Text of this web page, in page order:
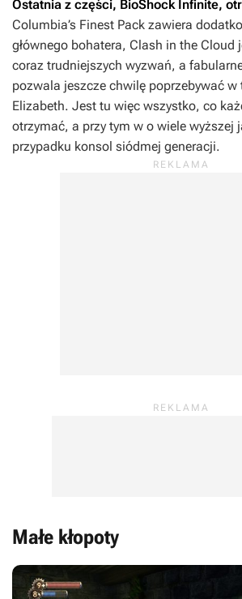
Ostatnia z części, BioShock Infinite,
Columbia’s Finest Pack zawiera
głównego bohatera, Clash in the Cloud
coraz trudniejszych wyzwań, a
pozwala jeszcze chwilę poprzebywać w
Elizabeth. Jest tu więc wszystko, co
otrzymać, a przy tym w o wiele wyższej
przypadku konsol siódmej generacji.
Małe kłopoty